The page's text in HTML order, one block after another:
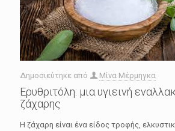
Δημοσιεύτηκε από Μίνα Μέρμηγκα
Ερυθριτόλη: μια υγιεινή
ζάχαρης
Η ζάχαρη είναι ένα είδος τροφής,